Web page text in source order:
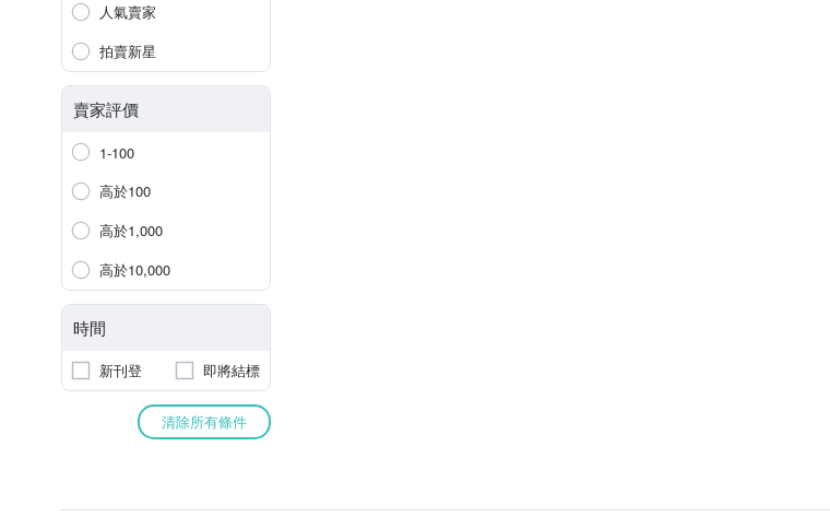
人氣賣家
拍賣新星
賣家評價
1-100
高於100
高於1,000
高於10,000
時間
新刊登 即將結標
清除所有條件